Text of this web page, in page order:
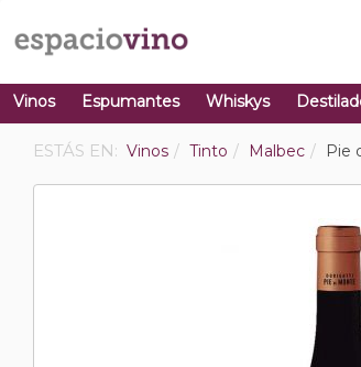
Vinos Espumantes Whiskys
ESTÁS EN: Vinos Tinto Malbec Pie